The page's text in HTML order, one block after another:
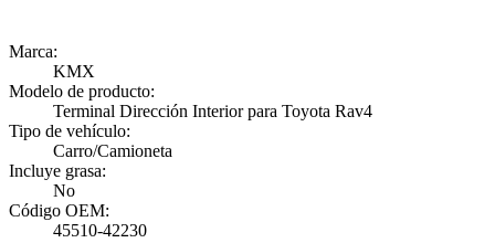
Marca:
KMX
Modelo de producto:
Terminal Dirección Interior para Toyota Rav4
Tipo de vehículo:
Carro/Camioneta
Incluye grasa:
No
Código OEM:
45510-42230